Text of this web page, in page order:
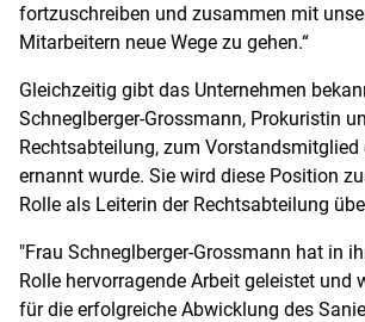
fortzuschreiben und zusammen mit
Mitarbeitern neue Wege zu gehen.“
Gleichzeitig gibt das Unternehmen
Schneglberger-Grossmann, Prokuristin
Rechtsabteilung, zum Vorstandsmitglied
ernannt wurde. Sie wird diese Position
Rolle als Leiterin der Rechtsabteilung
"Frau Schneglberger-Grossmann hat in
Rolle hervorragende Arbeit geleistet und
für die erfolgreiche Abwicklung des